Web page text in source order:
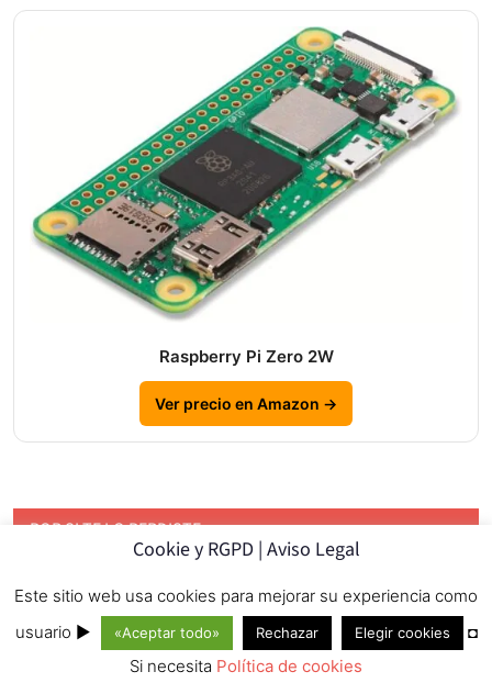
Raspberry Pi Zero 2W
Ver precio en Amazon →
POR SI TE LO PERDISTE
Cookie y RGPD | Aviso Legal
Este sitio web usa cookies para mejorar su experiencia como
usuario ►
«Aceptar todo» Rechazar Elegir cookies
◘
Si necesita Política de cookies